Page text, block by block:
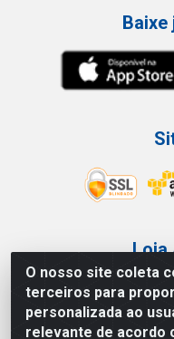
O nosso site coleta
terceiros para
personalizada ao
relevante de acordo
Baixe
Loja
Av Vautier,